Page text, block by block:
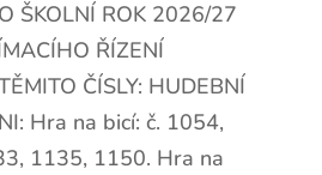
ŠKOLNÍ ROK 2026/27
ŘÍZENÍ
ČÍSLY: HUDEBNÍ
Hra na bicí: č. 1054,
1135, 1150. Hra na